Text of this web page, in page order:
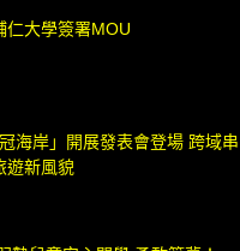
仁大學簽署MOU
海岸」開展發表會登場 跨域串
遊新風貌